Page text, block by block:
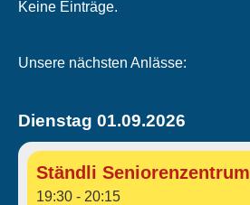
Keine Einträge.
Unsere nächsten Anlässe:
Dienstag 01.09.2026
Ständli Seniorenzentrum
19:30 - 20:15